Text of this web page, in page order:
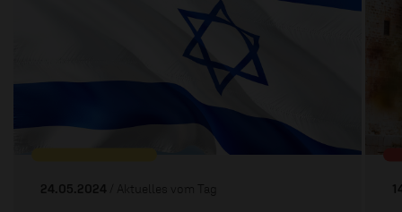
24.05.2024 / Aktuelles vom Tag